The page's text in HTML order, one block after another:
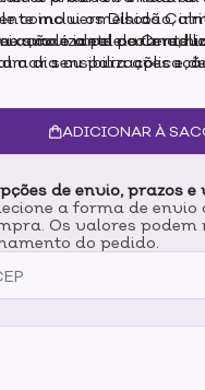
inclui os Discos
suavizante de
como vermelhidão,
a pele calma,
a dia ou para aplicação
ação é ideal para
sensibilizações e
e toque suave.
ADICIONAR À
de envio, prazos e
a forma de envio
Os valores podem
do pedido.